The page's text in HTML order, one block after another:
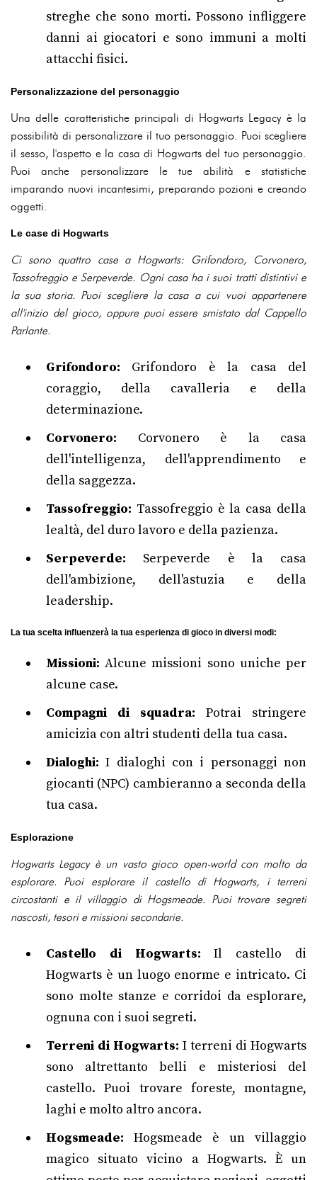
streghe che sono morti. Possono infliggere
danni ai giocatori e sono immuni a molti
attacchi fisici.
Personalizzazione del personaggio
Una delle caratteristiche principali di Hogwarts Legacy è la
possibilità di personalizzare il tuo personaggio. Puoi scegliere
il sesso, l'aspetto e la casa di Hogwarts del tuo personaggio.
Puoi anche personalizzare le tue abilità e statistiche
imparando nuovi incantesimi, preparando pozioni e creando
oggetti.
Le case di Hogwarts
Ci sono quattro case a Hogwarts: Grifondoro, Corvonero,
Tassofreggio e Serpeverde. Ogni casa ha i suoi tratti distintivi e
la sua storia. Puoi scegliere la casa a cui vuoi appartenere
all'inizio del gioco, oppure puoi essere smistato dal Cappello
Parlante.
Grifondoro: Grifondoro è la casa del
coraggio, della cavalleria e della
determinazione.
Corvonero: Corvonero è la casa
dell'intelligenza, dell'apprendimento e
della saggezza.
Tassofreggio: Tassofreggio è la casa della
lealtà, del duro lavoro e della pazienza.
Serpeverde: Serpeverde è la casa
dell'ambizione, dell'astuzia e della
leadership.
La tua scelta influenzerà la tua esperienza di gioco in diversi modi:
Missioni: Alcune missioni sono uniche per
alcune case.
Compagni di squadra: Potrai stringere
amicizia con altri studenti della tua casa.
Dialoghi: I dialoghi con i personaggi non
giocanti (NPC) cambieranno a seconda della
tua casa.
Esplorazione
Hogwarts Legacy è un vasto gioco open-world con molto da
esplorare. Puoi esplorare il castello di Hogwarts, i terreni
circostanti e il villaggio di Hogsmeade. Puoi trovare segreti
nascosti, tesori e missioni secondarie.
Castello di Hogwarts: Il castello di
Hogwarts è un luogo enorme e intricato. Ci
sono molte stanze e corridoi da esplorare,
ognuna con i suoi segreti.
Terreni di Hogwarts: I terreni di Hogwarts
sono altrettanto belli e misteriosi del
castello. Puoi trovare foreste, montagne,
laghi e molto altro ancora.
Hogsmeade: Hogsmeade è un villaggio
magico situato vicino a Hogwarts. È un